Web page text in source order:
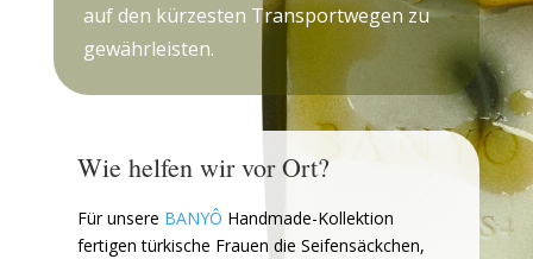
auf den kürzesten Transportwegen zu
gewährleisten.
Wie helfen wir vor Ort?
Für unsere BANYÔ Handmade-Kollektion
fertigen türkische Frauen die Seifensäckchen,